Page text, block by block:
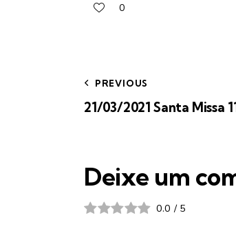
0
PREVIOUS
21/03/2021 Santa Missa
Deixe um
0.0 / 5